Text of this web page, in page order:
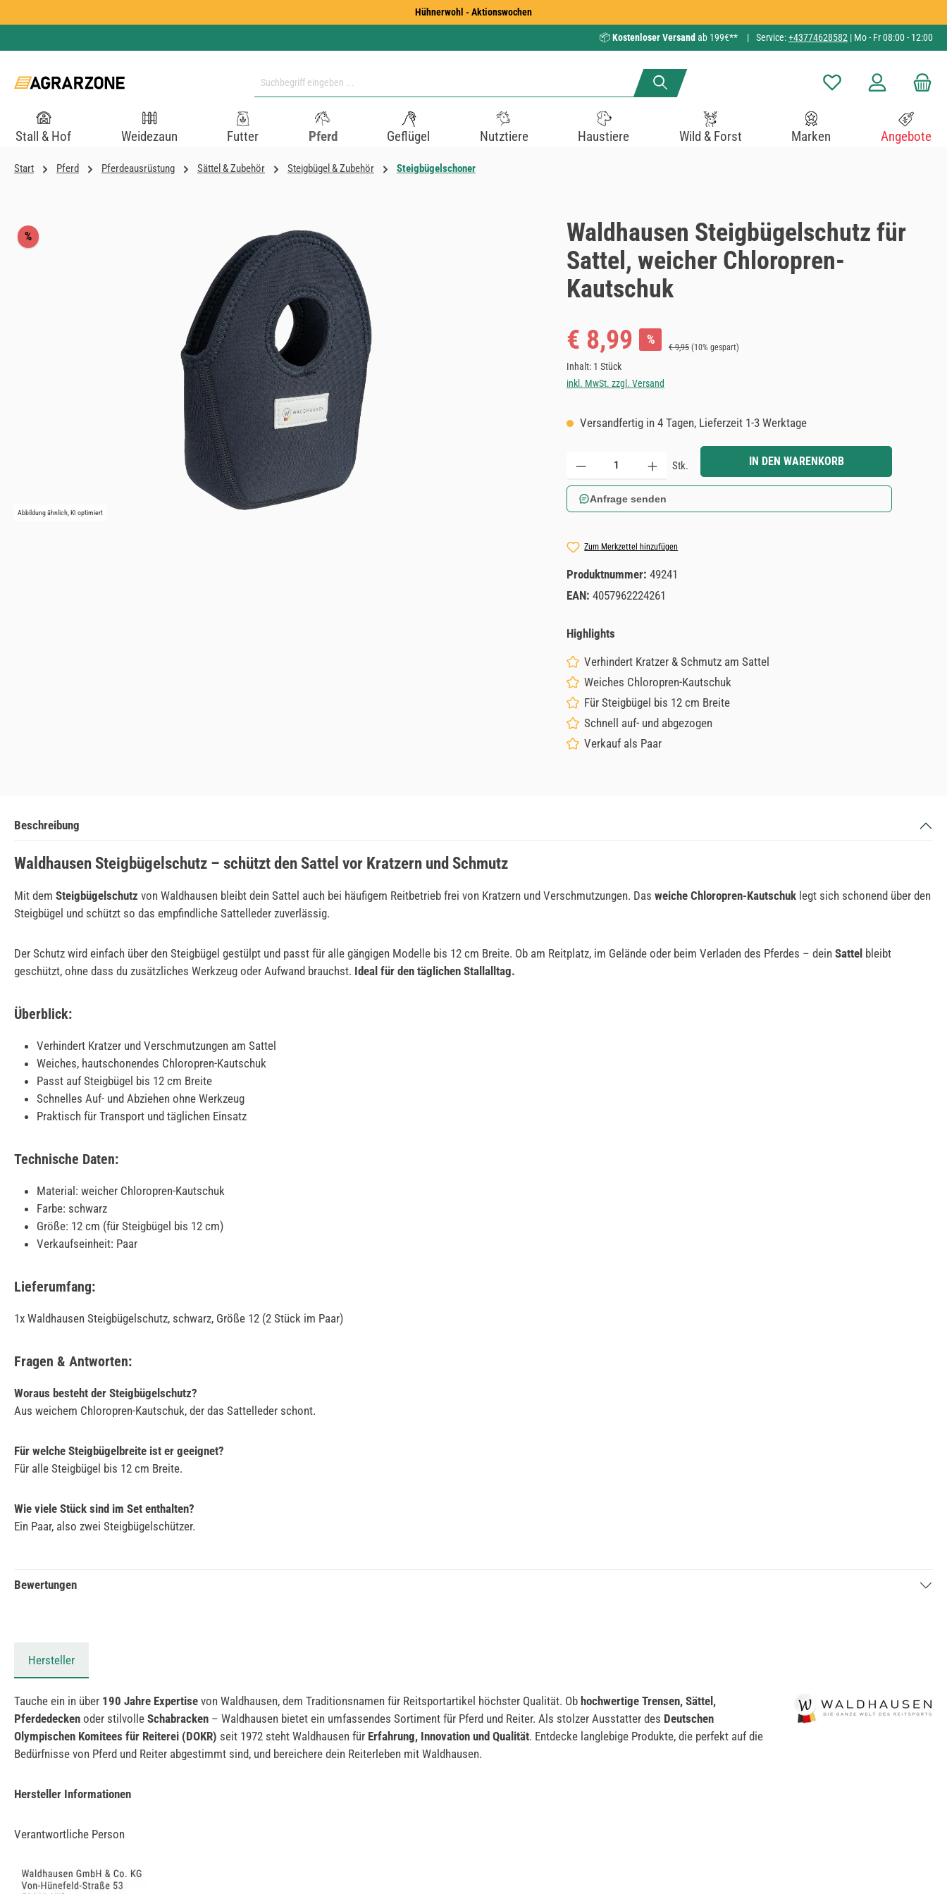
Hühnerwohl - Aktionswochen
📦Kostenloser Versand ab 199€** | Service:+43774628582 | Mo - Fr 08:00 - 12:00
Du hast 0 Produkte auf
Stall & Hof Weidezaun Futter Pferd Geflügel Nutztiere Haustiere Wild & Forst Marken Angebote
Start Pferd Pferdeausrüstung Sättel & Zubehör Steigbügel & Zubehör Steigbügelschoner
Bildergalerie überspringen
%Rabatt
Abbildung ähnlich, KI optimiert
Waldhausen Steigbügelschutz für
Sattel, weicher Chloropren-
Kautschuk
Verkaufspreis:
€ 8,99 % Regulärer Preis:
€ 9,95 (10% gespart)
Inhalt: 1 Stück
inkl. MwSt. zzgl. Versand
Versandfertig in 4 Tagen, Lieferzeit 1-3 Werktage
Produkt Anzahl: Gib den gewünschten Wert ein oder benutze die Schaltflächen um die Anzahl zu
Stk. IN DEN WARENKORB
Anfrage senden
Zum Merkzettel hinzufügen
Produktnummer: 49241
EAN: 4057962224261
Highlights
Verhindert Kratzer & Schmutz am Sattel
Weiches Chloropren-Kautschuk
Für Steigbügel bis 12 cm Breite
Schnell auf- und abgezogen
Verkauf als Paar
Beschreibung
Waldhausen Steigbügelschutz – schützt den Sattel vor Kratzern und Schmutz
Mit dem Steigbügelschutz von Waldhausen bleibt dein Sattel auch bei häufigem Reitbetrieb frei von Kratzern und Verschmutzungen. Das weiche Chloropren-Kautschuk legt sich schonend über den
Steigbügel und schützt so das empfindliche Sattelleder zuverlässig.
Der Schutz wird einfach über den Steigbügel gestülpt und passt für alle gängigen Modelle bis 12 cm Breite. Ob am Reitplatz, im Gelände oder beim Verladen des Pferdes – dein Sattel bleibt
geschützt, ohne dass du zusätzliches Werkzeug oder Aufwand brauchst. Ideal für den täglichen Stallalltag.
Überblick:
Verhindert Kratzer und Verschmutzungen am Sattel
Weiches, hautschonendes Chloropren-Kautschuk
Passt auf Steigbügel bis 12 cm Breite
Schnelles Auf- und Abziehen ohne Werkzeug
Praktisch für Transport und täglichen Einsatz
Technische Daten:
Material: weicher Chloropren-Kautschuk
Farbe: schwarz
Größe: 12 cm (für Steigbügel bis 12 cm)
Verkaufseinheit: Paar
Lieferumfang:
1x Waldhausen Steigbügelschutz, schwarz, Größe 12 (2 Stück im Paar)
Fragen & Antworten:
Woraus besteht der Steigbügelschutz?
Aus weichem Chloropren-Kautschuk, der das Sattelleder schont.
Für welche Steigbügelbreite ist er geeignet?
Für alle Steigbügel bis 12 cm Breite.
Wie viele Stück sind im Set enthalten?
Ein Paar, also zwei Steigbügelschützer.
Bewertungen
Hersteller
Tauche ein in über 190 Jahre Expertise von Waldhausen, dem Traditionsnamen für Reitsportartikel höchster Qualität. Ob hochwertige Trensen, Sättel,
Pferdedecken oder stilvolle Schabracken – Waldhausen bietet ein umfassendes Sortiment für Pferd und Reiter. Als stolzer Ausstatter des Deutschen
Olympischen Komitees für Reiterei (DOKR) seit 1972 steht Waldhausen für Erfahrung, Innovation und Qualität. Entdecke langlebige Produkte, die perfekt auf die
Bedürfnisse von Pferd und Reiter abgestimmt sind, und bereichere dein Reiterleben mit Waldhausen.
Hersteller Informationen
Verantwortliche Person